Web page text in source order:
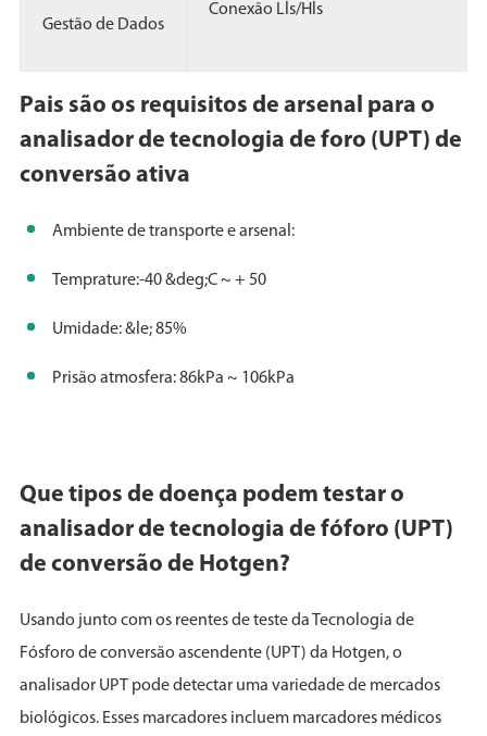
Gestão de Dados
Conexão Lls/Hls
Pais são os requisitos de arsenal para o
analisador de tecnologia de foro (UPT) de
conversão ativa
Ambiente de transporte e arsenal:
Temprature:-40 &deg;C ~ + 50
Umidade: &le; 85%
Prisão atmosfera: 86kPa ~ 106kPa
Que tipos de doença podem testar o
analisador de tecnologia de fóforo (UPT)
de conversão de Hotgen?
Usando junto com os reentes de teste da Tecnologia de
Fósforo de conversão ascendente (UPT) da Hotgen, o
analisador UPT pode detectar uma variedade de mercados
biológicos. Esses marcadores incluem marcadores médicos